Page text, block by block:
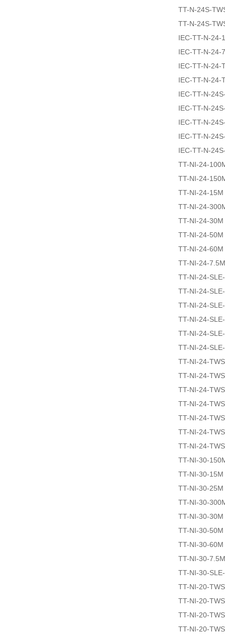
TT-N-24S-
TT-N-24S-
IEC-TT-N-24-
IEC-TT-N-24-
IEC-TT-N-24-
IEC-TT-N-24-
IEC-TT-N-
IEC-TT-N-
IEC-TT-N-
IEC-TT-N-
IEC-TT-N-
TT-NI-24-
TT-NI-24-
TT-NI-24-15M
TT-NI-24-
TT-NI-24-30M
TT-NI-24-50M
TT-NI-24-60M
TT-NI-24-7.5M
TT-NI-24-
TT-NI-24-
TT-NI-24-
TT-NI-24-
TT-NI-24-
TT-NI-24-
TT-NI-24-
TT-NI-24-
TT-NI-24-
TT-NI-24-
TT-NI-24-
TT-NI-24-
TT-NI-24-
TT-NI-30-
TT-NI-30-15M
TT-NI-30-25M
TT-NI-30-
TT-NI-30-30M
TT-NI-30-50M
TT-NI-30-60M
TT-NI-30-7.5M
TT-NI-30-
TT-NI-20-
TT-NI-20-
TT-NI-20-
TT-NI-20-